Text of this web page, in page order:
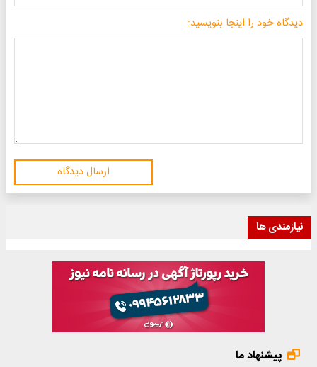
دیدگاه خود را اینجا بنویسید:
ارسال دیدگاه
نیازمندی ها
پیشنهاد ما